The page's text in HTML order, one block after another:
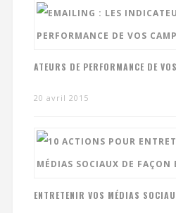
ATEURS DE PERFORMANCE DE
20 avril 2015
ENTRETENIR VOS MÉDIAS